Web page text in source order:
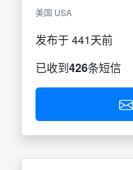
美国 USA
发布于 441天前
已收到426条短信